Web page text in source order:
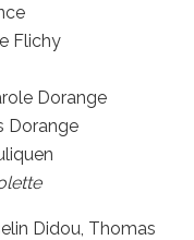
Flichy
Dorange
Dorange
Didou, Thomas